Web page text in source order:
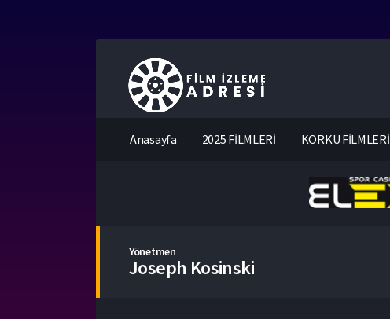
Anasayfa 2025 FİLMLERİ KORKU FİLMLERİ
Yönetmen
Joseph Kosinski